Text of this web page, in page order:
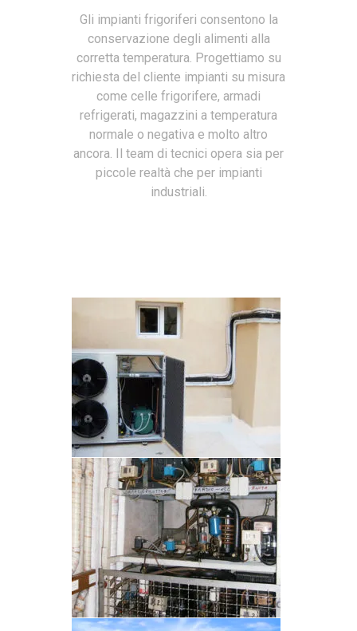
Gli impianti frigoriferi consentono la
conservazione degli alimenti alla
corretta temperatura. Progettiamo su
richiesta del cliente impianti su misura
come celle frigorifere, armadi
refrigerati, magazzini a temperatura
normale o negativa e molto altro
ancora. Il team di tecnici opera sia per
piccole realtà che per impianti
industriali.